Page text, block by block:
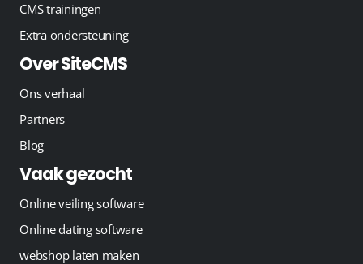
CMS trainingen
Extra ondersteuning
Over SiteCMS
Ons verhaal
Partners
Blog
Vaak gezocht
Online veiling software
Online dating software
webshop laten maken